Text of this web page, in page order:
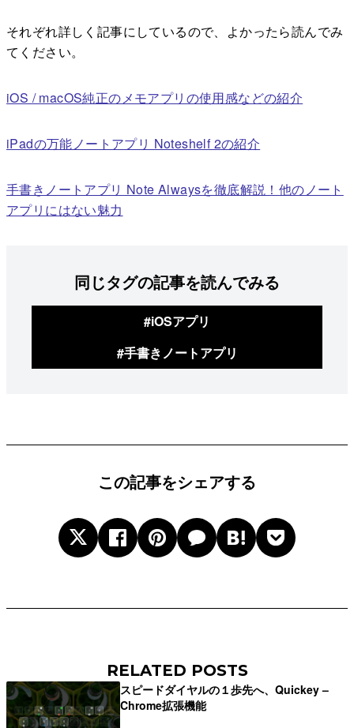
それぞれ詳しく記事にしているので、よかったら読んでみ
てください。
iOS / macOS純正のメモアプリの使用感などの紹介
iPadの万能ノートアプリ Noteshelf 2の紹介
手書きノートアプリ Note Alwaysを徹底解説！他のノート
アプリにはない魅力
同じタグの記事を読んでみる
#iOSアプリ
#手書きノートアプリ
この記事をシェアする
RELATED POSTS
スピードダイヤルの１歩先へ、Quickey –
Chrome拡張機能